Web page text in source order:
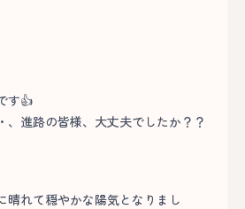
す👍
、進路の皆様、大丈夫でしたか？？
晴れて穏やかな陽気となりまし